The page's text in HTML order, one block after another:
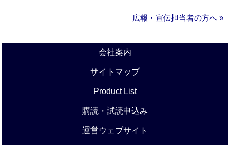
広報・宣伝担当者の方へ »
会社案内
サイトマップ
Product List
購読・試読申込み
運営ウェブサイト